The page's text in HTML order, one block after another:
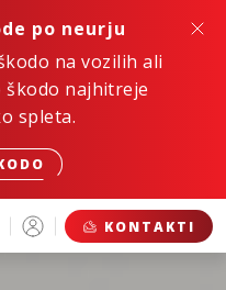
po neurju
na vozilih ali
škodo najhitreje
spleta.
KONTAKTI